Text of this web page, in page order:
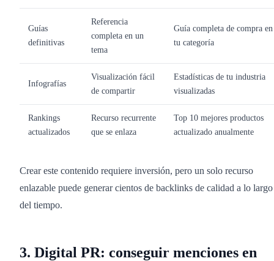
Guías
definitivas
Referencia
completa en un
tema
Guía completa de compra en
tu categoría
Infografías
Visualización fácil
de compartir
Estadísticas de tu industria
visualizadas
Rankings
actualizados
Recurso recurrente
que se enlaza
Top 10 mejores productos
actualizado anualmente
Crear este contenido requiere inversión, pero un solo recurso
enlazable puede generar cientos de backlinks de calidad a lo largo
del tiempo.
3. Digital PR: conseguir menciones en